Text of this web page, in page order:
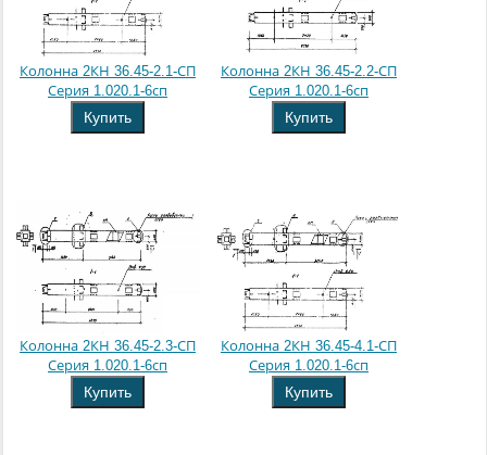
Колонна 2КН 36.45-2.1-СП
Серия 1.020.1-6сп
Купить
Колонна 2КН 36.45-2.2-СП
Серия 1.020.1-6сп
Купить
Колонна 2КН 36.45-2.3-СП
Серия 1.020.1-6сп
Купить
Колонна 2КН 36.45-4.1-СП
Серия 1.020.1-6сп
Купить